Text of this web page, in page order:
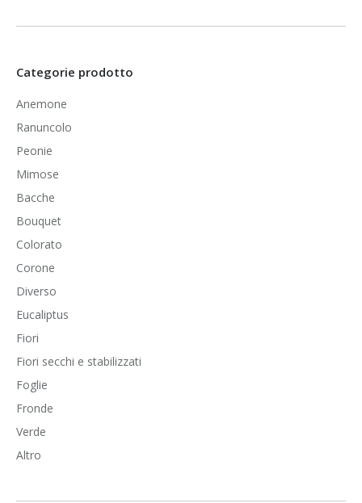
Categorie prodotto
Anemone
Ranuncolo
Peonie
Mimose
Bacche
Bouquet
Colorato
Corone
Diverso
Eucaliptus
Fiori
Fiori secchi e stabilizzati
Foglie
Fronde
Verde
Altro